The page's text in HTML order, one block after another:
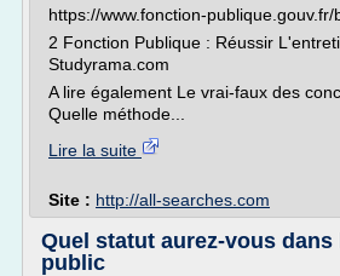
https://www.fonction-publique.gouv.fr/
2 Fonction Publique : Réussir
Studyrama.com
A lire également Le vrai-faux des
Quelle méthode...
Lire la suite
Site : http://all-searches.com
Quel statut aurez-vous dans
public